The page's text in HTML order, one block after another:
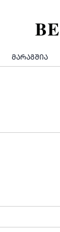
ᲛᲐᲠᲐᲒᲨᲘᲐ